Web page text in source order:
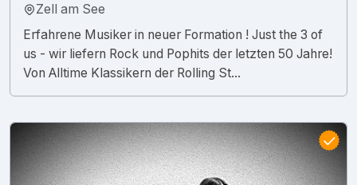
Zell am See
Erfahrene Musiker in neuer Formation ! Just the 3 of
us - wir liefern Rock und Pophits der letzten 50 Jahre!
Von Alltime Klassikern der Rolling St...